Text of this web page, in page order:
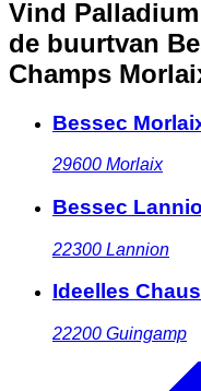
Vind
de buurtvan
Champs
Bessec
29600 Morlaix
Bessec
22300 Lannion
Ideelles
22200 Guingamp